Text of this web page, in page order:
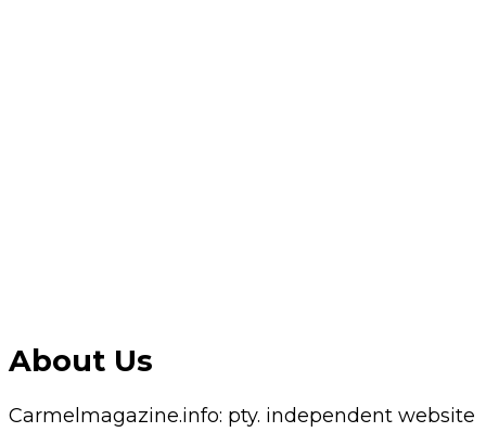
About Us
Carmelmagazine.info: pty. independent website